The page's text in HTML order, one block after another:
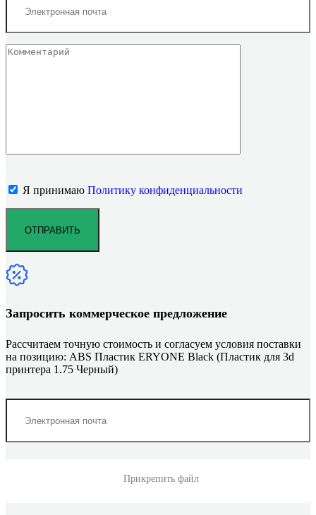
Я принимаю Политику конфиденциальности
Запросить коммерческое предложение
Рассчитаем точную стоимость и согласуем условия поставки
на позицию: ABS Пластик ERYONE Black (Пластик для 3d
принтера 1.75 Черный)
Прикрепить файл